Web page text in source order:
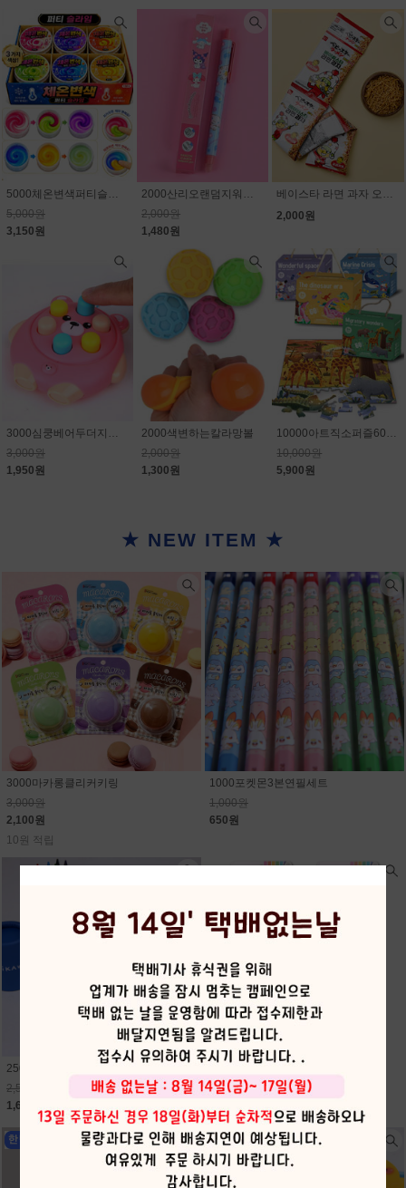
5000체온변색퍼티슬라임
5,000원
3,150원
2000산리오랜덤지워지는볼펜
2,000원
1,480원
베이스타 라면 과자 오리지널 4p(줄줄이) 80g(20g×4개)
2,000원
3000심쿵베어두더지게임
3,000원
1,950원
2000색변하는칼라망볼
2,000원
1,300원
10000아트직소퍼즐60PCS
10,000원
5,900원
★ NEW ITEM ★
3000마카롱클리커키링
3,000원
2,100원
10원 적립
1000포켓몬3본연필세트
1,000원
650원
2500먼작귀12색미니원목색연필
2,500원
1,630원
2,000원